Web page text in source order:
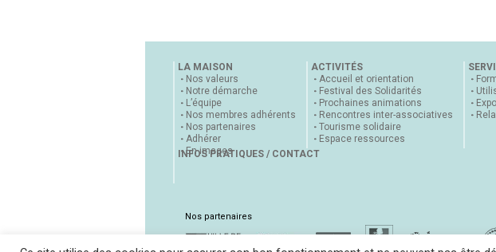
LA MAISON
Nos valeurs
Notre démarche
L’équipe
Nos membres adhérents
Nos partenaires
Adhérer
En images
ACTIVITÉS
Accueil et orientation
Festival des Solidarités
Prochaines animations
Rencontres inter-associatives
Tourisme solidaire
Espace ressources
INFOS PRATIQUES / CONTACT
Nos partenaires